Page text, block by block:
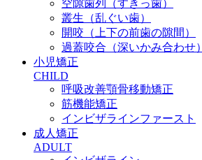
空隙歯列（すきっ歯）
叢生（乱ぐい歯）
開咬（上下の前歯の隙間）
過蓋咬合（深いかみ合わせ）
小児矯正
CHILD
呼吸改善顎骨移動矯正
筋機能矯正
インビザラインファースト
成人矯正
ADULT